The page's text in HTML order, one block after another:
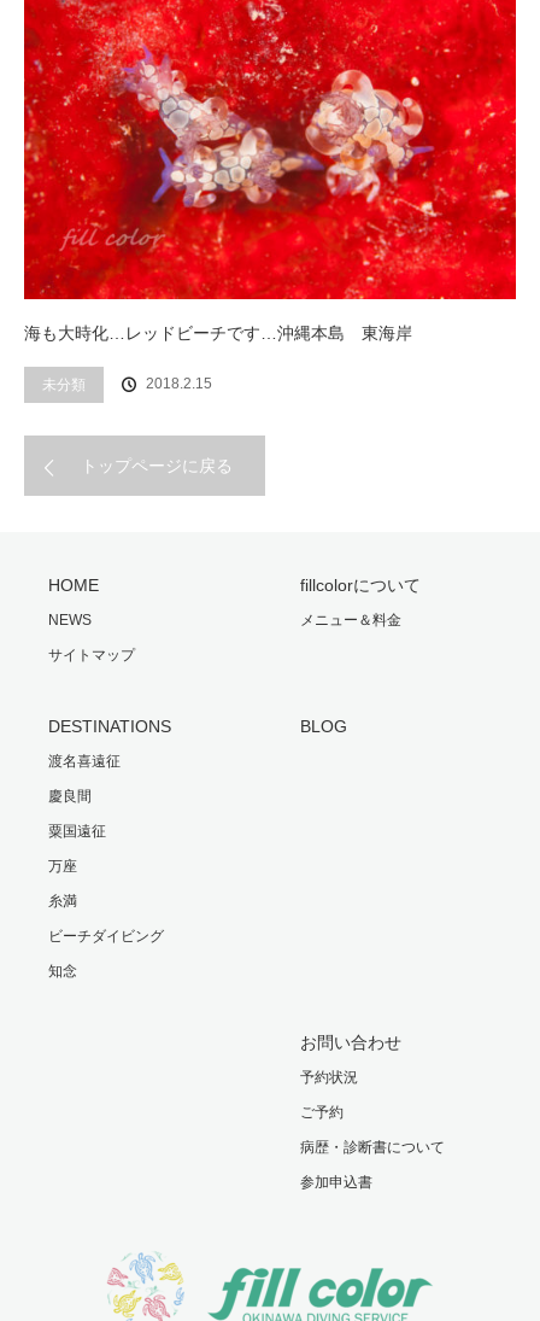
海も大時化…レッドビーチです…沖縄本島 東海岸
未分類 2018.2.15
トップページに戻る
HOME
NEWS
サイトマップ
fillcolorについて
メニュー＆料金
DESTINATIONS
渡名喜遠征
慶良間
粟国遠征
万座
糸満
ビーチダイビング
知念
BLOG
お問い合わせ
予約状況
ご予約
病歴・診断書について
参加申込書